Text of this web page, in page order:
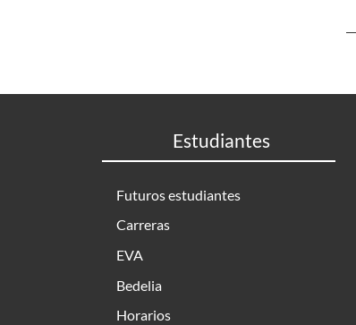
Estudiantes
Futuros estudiantes
Carreras
EVA
Bedelia
Horarios